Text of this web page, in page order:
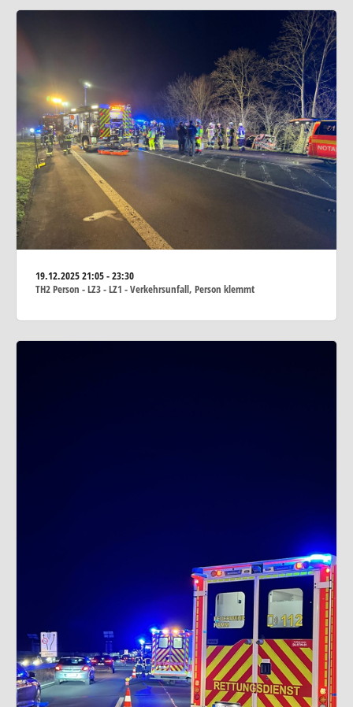
19.12.202521:05 - 23:30
TH2 Person - LZ3 - LZ1 - Verkehrsunfall, Person klemmt